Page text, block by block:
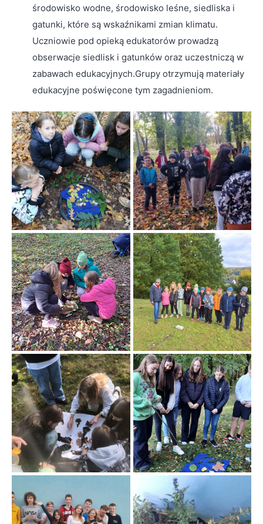
środowisko wodne, środowisko leśne, siedliska i
gatunki, które są wskaźnikami zmian klimatu.
Uczniowie pod opieką edukatorów prowadzą
obserwacje siedlisk i gatunków oraz uczestniczą w
zabawach edukacyjnych.Grupy otrzymują materiały
edukacyjne poświęcone tym zagadnieniom.